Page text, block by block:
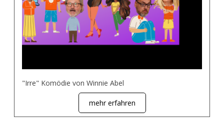
"Irre" Komödie von Winnie Abel
mehr erfahren